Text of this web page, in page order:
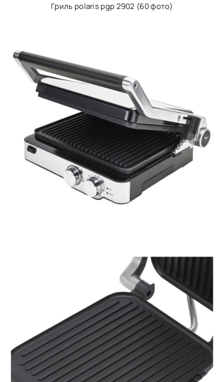
Гриль polaris pgp 2902 (60 фото)